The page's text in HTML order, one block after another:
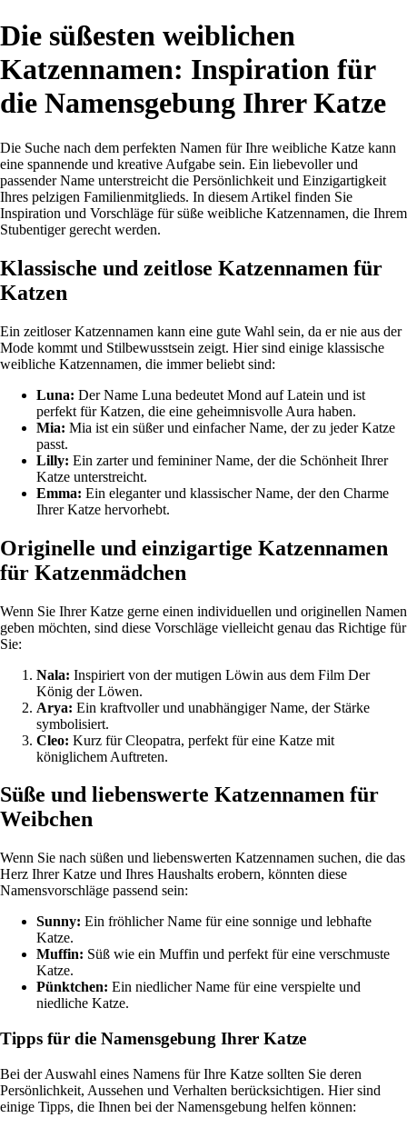
Die süßesten weiblichen
Katzennamen: Inspiration für
die Namensgebung Ihrer Katze
Die Suche nach dem perfekten Namen für Ihre weibliche Katze kann
eine spannende und kreative Aufgabe sein. Ein liebevoller und
passender Name unterstreicht die Persönlichkeit und Einzigartigkeit
Ihres pelzigen Familienmitglieds. In diesem Artikel finden Sie
Inspiration und Vorschläge für süße weibliche Katzennamen, die Ihrem
Stubentiger gerecht werden.
Klassische und zeitlose Katzennamen für
Katzen
Ein zeitloser Katzennamen kann eine gute Wahl sein, da er nie aus der
Mode kommt und Stilbewusstsein zeigt. Hier sind einige klassische
weibliche Katzennamen, die immer beliebt sind:
Luna: Der Name Luna bedeutet Mond auf Latein und ist
perfekt für Katzen, die eine geheimnisvolle Aura haben.
Mia: Mia ist ein süßer und einfacher Name, der zu jeder Katze
passt.
Lilly: Ein zarter und femininer Name, der die Schönheit Ihrer
Katze unterstreicht.
Emma: Ein eleganter und klassischer Name, der den Charme
Ihrer Katze hervorhebt.
Originelle und einzigartige Katzennamen
für Katzenmädchen
Wenn Sie Ihrer Katze gerne einen individuellen und originellen Namen
geben möchten, sind diese Vorschläge vielleicht genau das Richtige für
Sie:
Nala: Inspiriert von der mutigen Löwin aus dem Film Der
König der Löwen.
Arya: Ein kraftvoller und unabhängiger Name, der Stärke
symbolisiert.
Cleo: Kurz für Cleopatra, perfekt für eine Katze mit
königlichem Auftreten.
Süße und liebenswerte Katzennamen für
Weibchen
Wenn Sie nach süßen und liebenswerten Katzennamen suchen, die das
Herz Ihrer Katze und Ihres Haushalts erobern, könnten diese
Namensvorschläge passend sein:
Sunny: Ein fröhlicher Name für eine sonnige und lebhafte
Katze.
Muffin: Süß wie ein Muffin und perfekt für eine verschmuste
Katze.
Pünktchen: Ein niedlicher Name für eine verspielte und
niedliche Katze.
Tipps für die Namensgebung Ihrer Katze
Bei der Auswahl eines Namens für Ihre Katze sollten Sie deren
Persönlichkeit, Aussehen und Verhalten berücksichtigen. Hier sind
einige Tipps, die Ihnen bei der Namensgebung helfen können: